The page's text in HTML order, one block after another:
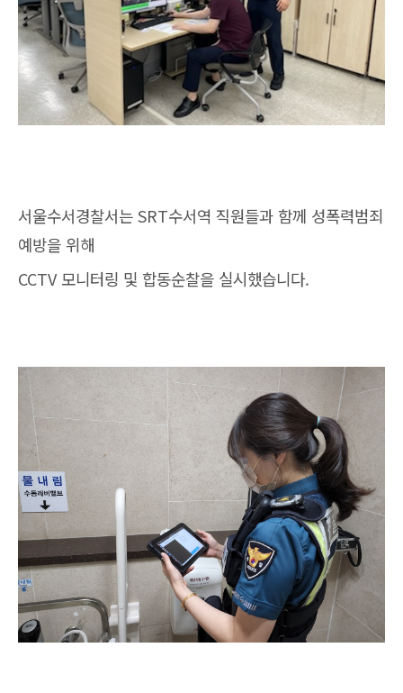
서울수서경찰서는 SRT수서역 직원들과 함께 성폭력범죄
예방을 위해
CCTV 모니터링 및 합동순찰을 실시했습니다.